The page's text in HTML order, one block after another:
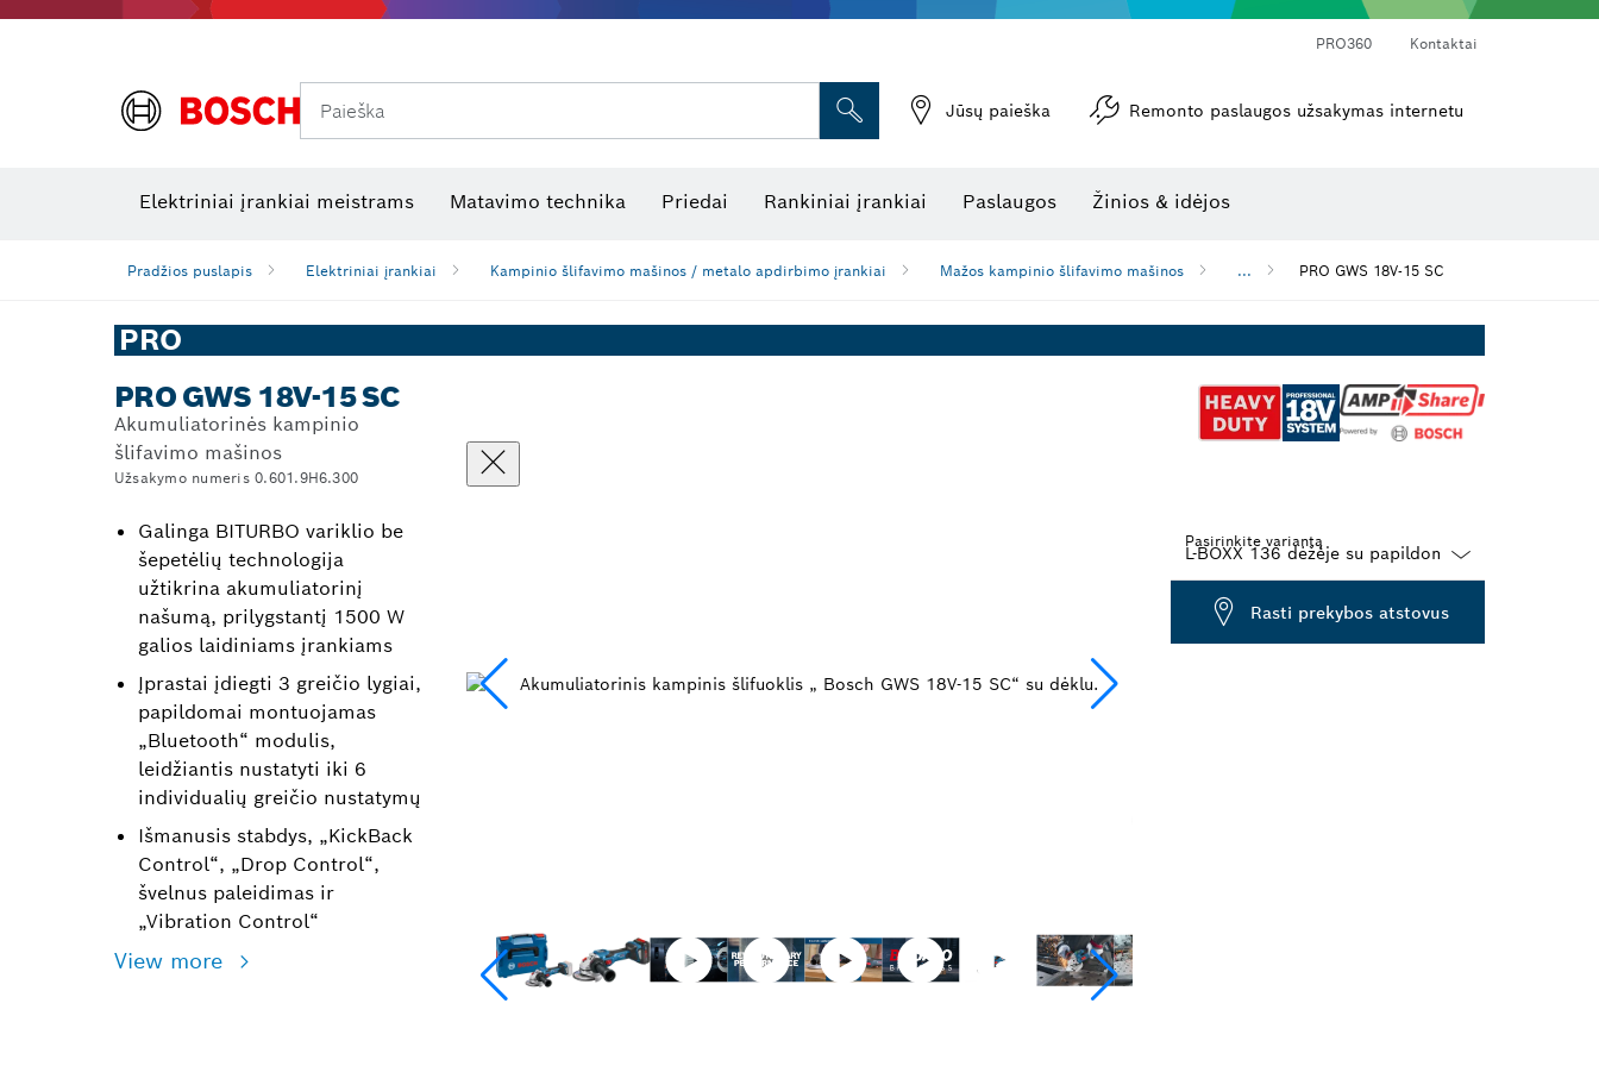
PRO360 Kontaktai
Paieška Jūsų paieška Remonto paslaugos užsakymas internetu
Elektriniai įrankiai meistrams Matavimo technika Priedai Rankiniai įrankiai Paslaugos Žinios & idėjos
Pradžios puslapis Elektriniai įrankiai Kampinio šlifavimo mašinos / metalo apdirbimo įrankiai Mažos kampinio šlifavimo mašinos ... PRO GWS 18V-15 SC
PRO
PRO GWS 18V-15 SC
Akumuliatorinės kampinio
šlifavimo mašinos
Užsakymo numeris 0.601.9H6.300
Galinga BITURBO variklio be
šepetėlių technologija
užtikrina akumuliatorinį
našumą, prilygstantį 1500 W
galios laidiniams įrankiams
Įprastai įdiegti 3 greičio lygiai,
papildomai montuojamas
„Bluetooth“ modulis,
leidžiantis nustatyti iki 6
individualių greičio nustatymų
Išmanusis stabdys, „KickBack
Control“, „Drop Control“,
švelnus paleidimas ir
„Vibration Control“
View more
Pasirinkite variantą
Dropdown
closed
Rasti prekybos atstovus